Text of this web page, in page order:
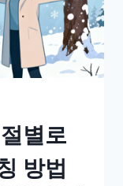
별로
방법